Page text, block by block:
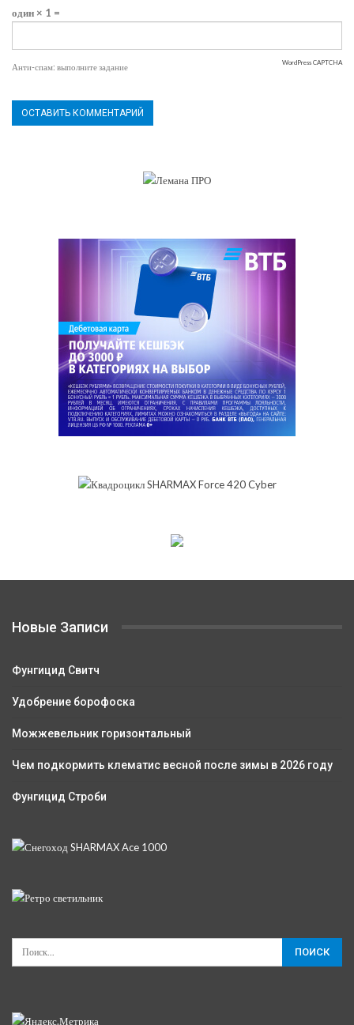
один × 1 =
Анти-спам: выполните задание WordPress CAPTCHA
Новые Записи
Фунгицид Свитч
Удобрение борофоска
Можжевельник горизонтальный
Чем подкормить клематис весной после зимы в 2026 году
Фунгицид Строби